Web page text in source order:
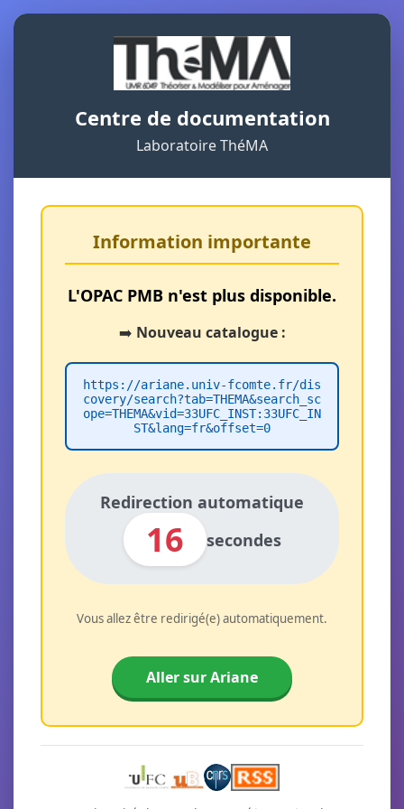
Centre de documentation
Laboratoire ThéMA
Information importante
L'OPAC PMB n'est plus disponible.
➡️ Nouveau catalogue :
https://ariane.univ-fcomte.fr/dis
covery/search?tab=THEMA&search_sc
ope=THEMA&vid=33UFC_INST:33UFC_IN
ST&lang=fr&offset=0
Redirection automatique
16 secondes
Vous allez être redirigé(e) automatiquement.
Aller sur Ariane